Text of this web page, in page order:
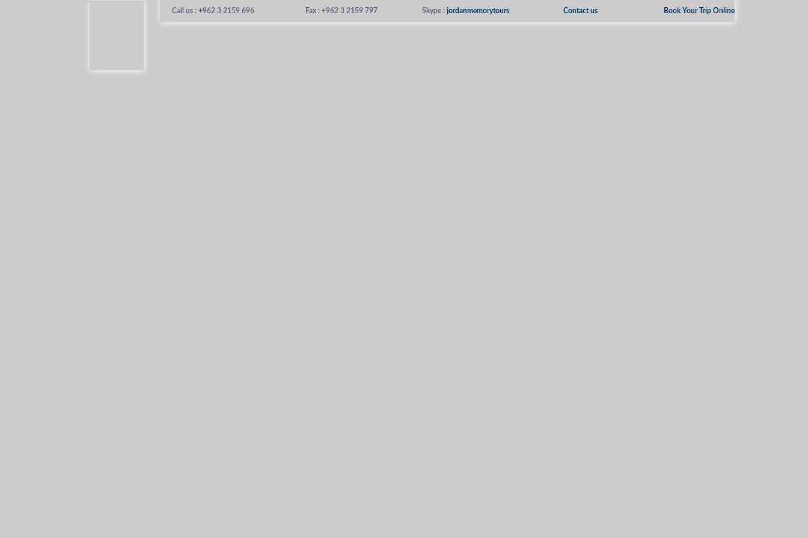
Call us : +962 3 2159 696 Fax : +962 3 2159 797 Skype : jordanmemorytours Contact us Book Your Trip Online